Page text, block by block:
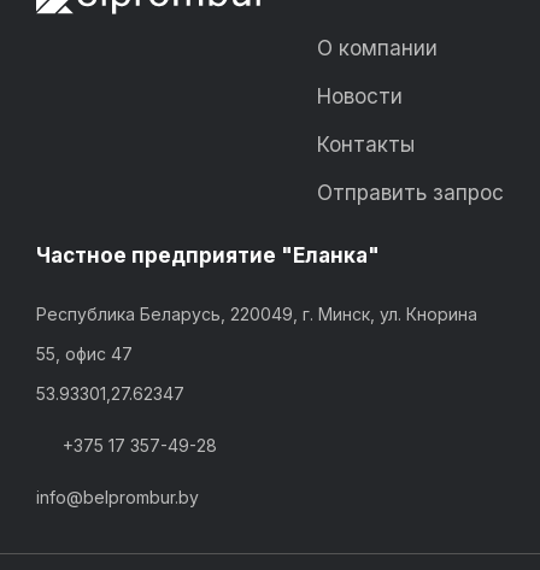
О компании
Новости
Контакты
Отправить запрос
Частное предприятие "Еланка"
Республика Беларусь, 220049, г. Минск, ул. Кнорина
55, офис 47
53.93301,27.62347
+375 17 357-49-28
info@belprombur.by